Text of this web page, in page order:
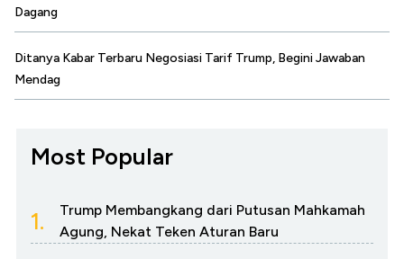
Dagang
Ditanya Kabar Terbaru Negosiasi Tarif Trump, Begini Jawaban
Mendag
Most Popular
1.
Trump Membangkang dari Putusan Mahkamah
Agung, Nekat Teken Aturan Baru